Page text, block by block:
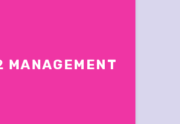
MANAGEMENT